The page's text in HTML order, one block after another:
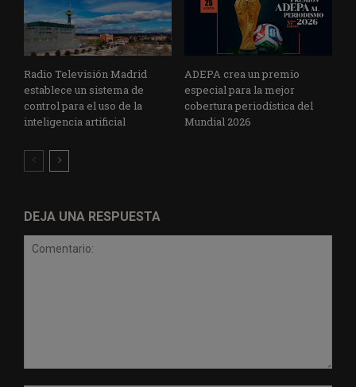
Radio Televisión Madrid
establece un sistema de
control para el uso de la
inteligencia artificial
ADEPA crea un premio
especial para la mejor
cobertura periodística del
Mundial 2026
DEJA UNA RESPUESTA